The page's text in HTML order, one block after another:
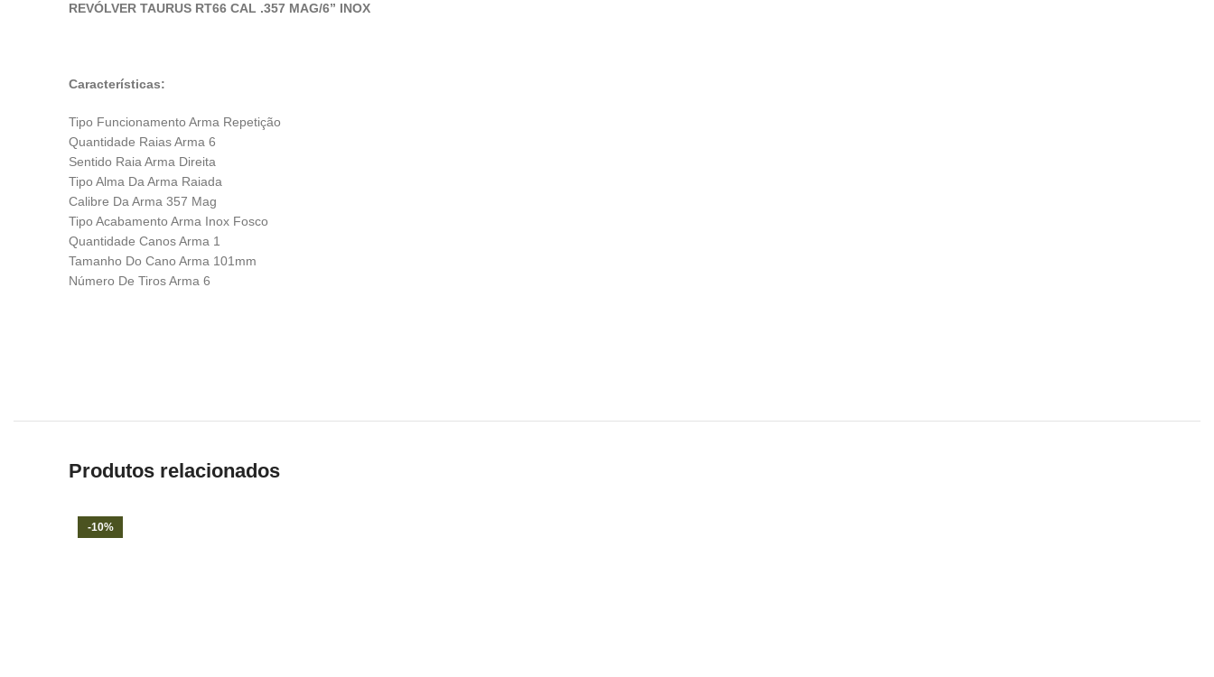
REVÓLVER TAURUS RT66 CAL .357 MAG/6” INOX
Características:
Tipo Funcionamento Arma Repetição
Quantidade Raias Arma 6
Sentido Raia Arma Direita
Tipo Alma Da Arma Raiada
Calibre Da Arma 357 Mag
Tipo Acabamento Arma Inox Fosco
Quantidade Canos Arma 1
Tamanho Do Cano Arma 101mm
Número De Tiros Arma 6
Produtos relacionados
-10%